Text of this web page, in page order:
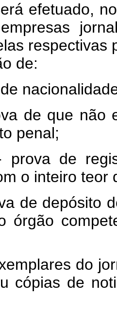
no
respectivas
de:
que não
penal;
registro
o inteiro teor
depósito do
órgão
do
cópias de